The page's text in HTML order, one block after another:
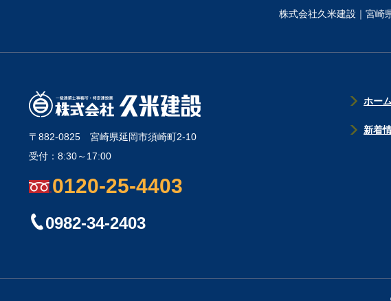
株式会社久米建設｜宮崎
〒882-0825
宮崎県延岡市須崎町2-10
受付：8:30～17:00
0120-25-4403
0982-34-2403
ホーム
新着